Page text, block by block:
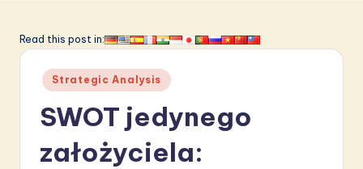
li
A
Read this post in:
Posted
in
Strategic Analysis
SWOT jedynego
założyciela: